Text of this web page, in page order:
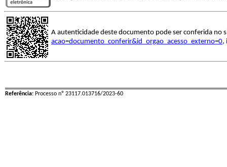
A autenticidade deste documento pode ser conferida no
acao=documento_conferir&id_orgao_acesso_externo=0,
Referência: Processo nº 23117.013716/2023-60